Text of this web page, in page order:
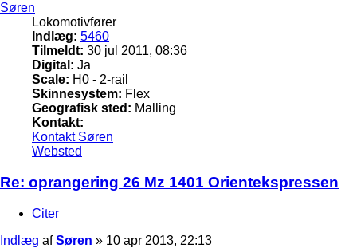
Søren
Lokomotivfører
Indlæg: 5460
Tilmeldt: 30 jul 2011, 08:36
Digital: Ja
Scale: H0 - 2-rail
Skinnesystem: Flex
Geografisk sted: Malling
Kontakt:
Kontakt Søren
Websted
Re: oprangering 26 Mz 1401 Orientekspressen
Citer
Indlæg afSøren » 10 apr 2013, 22:13